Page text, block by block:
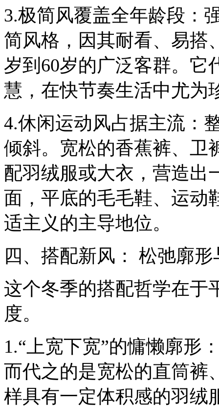
3.极简风覆盖全年龄段：
简风格，因其耐看、易搭
岁到60岁的广泛客群。它
慧，在快节奏生活中尤为
4.休闲运动风占据主流：
倾斜。宽松的香蕉裤、卫
配羽绒服或大衣，营造出
面，平底的毛毛鞋、运动
适主义的主导地位。
四、搭配新风： 松弛廓
这个冬季的搭配哲学在于
度。
1.“上宽下宽”的慵懒廓形
而代之的是宽松的直筒裤
样具有一定体积感的羽绒